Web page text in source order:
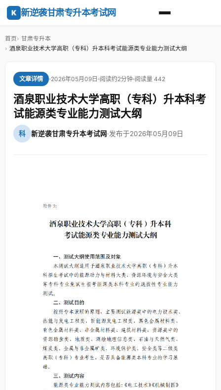
K 新逆袭甘肃专升本考试网
首页
甘肃专升本
酒泉职业技术大学高职（专科）升本科考试能源类专业能力测试大纲
文章详情 2026年05月09日 阅读约2分钟 阅读量 442
酒泉职业技术大学高职（专科）升本科考
试能源类专业能力测试大纲
科 新逆袭甘肃专升本考试网·发布于2026年05月09日